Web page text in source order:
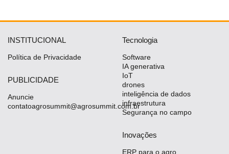
INSTITUCIONAL
Política de Privacidade
PUBLICIDADE
Anuncie
contatoagrosummit@agrosummit.com.br
Tecnologia
Software
IA generativa
IoT
drones
inteligência de dados
infraestrutura
Segurança no campo
Inovações
ERP para o agro